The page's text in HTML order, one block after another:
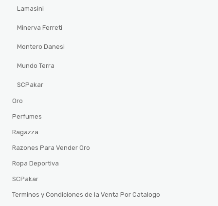
Lamasini
Minerva Ferreti
Montero Danesi
Mundo Terra
SCPakar
Oro
Perfumes
Ragazza
Razones Para Vender Oro
Ropa Deportiva
SCPakar
Terminos y Condiciones de la Venta Por Catalogo